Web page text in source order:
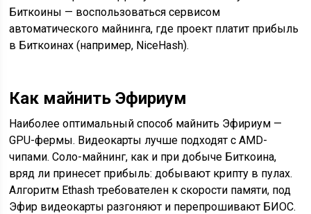
Биткоины — воспользоваться сервисом
автоматического майнинга, где проект платит прибыль
в Биткоинах (например, NiceHash).
Как майнить Эфириум
Наиболее оптимальный способ майнить Эфириум —
GPU-фермы. Видеокарты лучше подходят с AMD-
чипами. Соло-майнинг, как и при добыче Биткоина,
вряд ли принесет прибыль: добывают крипту в пулах.
Алгоритм Ethash требователен к скорости памяти, под
Эфир видеокарты разгоняют и перепрошивают БИОС.